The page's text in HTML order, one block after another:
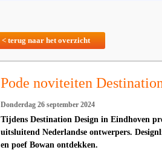
< terug naar het overzicht
Pode noviteiten
Donderdag 26 september 2024
Tijdens Destination Design in Eindhoven
uitsluitend Nederlandse ontwerpers.
en poef Bowan ontdekken.